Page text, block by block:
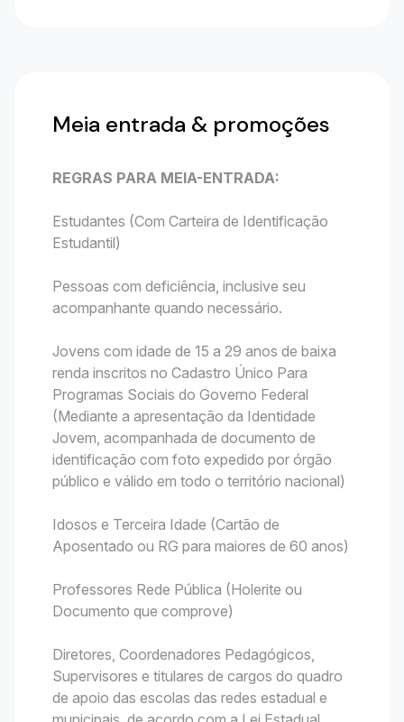
Meia entrada & promoções
REGRAS PARA MEIA-ENTRADA:
Estudantes (Com Carteira de Identificação
Estudantil)
Pessoas com deficiência, inclusive seu
acompanhante quando necessário.
Jovens com idade de 15 a 29 anos de baixa
renda inscritos no Cadastro Único Para
Programas Sociais do Governo Federal
(Mediante a apresentação da Identidade
Jovem, acompanhada de documento de
identificação com foto expedido por órgão
público e válido em todo o território nacional)
Idosos e Terceira Idade (Cartão de
Aposentado ou RG para maiores de 60 anos)
Professores Rede Pública (Holerite ou
Documento que comprove)
Diretores, Coordenadores Pedagógicos,
Supervisores e titulares de cargos do quadro
de apoio das escolas das redes estadual e